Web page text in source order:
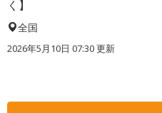
く】
全国
2026年5月10日 07:30 更新